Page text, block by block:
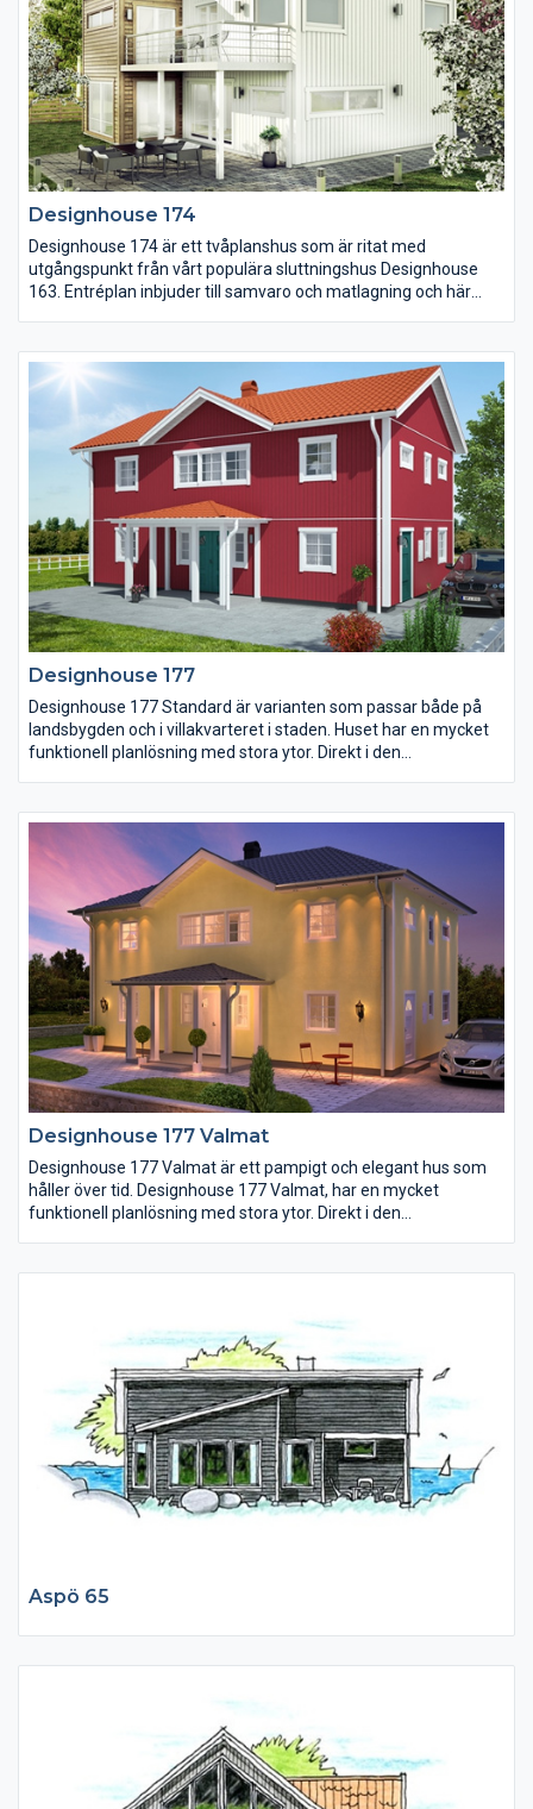
Designhouse 174
Designhouse 174 är ett tvåplanshus som är ritat med
utgångspunkt från vårt populära sluttningshus Designhouse
163. Entréplan inbjuder till samvaro och matlagning och här
och vind. En trappa upp finns de mer privata rummen med ett
tillhörande allrum. Föräldrasovrummet har ett stort
dressingroom och fina pardörrar som leder ut till balkongen,
som även nås från allrummet. Det går att få antingen fyra
sovrum eller tre sovrum plus exempelvis ett hemmakontor.
Designhouse 177
Designhouse 177 Standard är varianten som passar både på
landsbygden och i villakvarteret i staden. Huset har en mycket
funktionell planlösning med stora ytor. Direkt i den
genomtänkt kök där familj och vänner kan samlas kring
matlagningen. I direkt anslutning ligger vardagsrummet med
härligt ljusinsläpp från tre olika väderstreck. Här finns möjlighet
att få ett lugnt och avskiljt bibliotek eller ytterligare ett sovrum
för den större familjen. På överplan ligger de övriga
sovrummen med väl tilltagna ytor, förvaring, badrum och så
allrummet som är mer privat än umgängesytorna på
bottenplan.
Designhouse 177 Valmat
Designhouse 177 Valmat är ett pampigt och elegant hus som
håller över tid. Designhouse 177 Valmat, har en mycket
funktionell planlösning med stora ytor. Direkt i den
härligt ljusinsläpp från tre olika väderstreck. Här finns möjlighet
att få ett lugnt och avskiljt bibliotek eller ytterligare ett sovrum
för den större familjen. På överplan ligger de övriga
sovrummen med väl tilltagna ytor, förvaring, badrum och så
allrummet som är mer privat än umgängesytorna på
bottenplan.
Aspö 65